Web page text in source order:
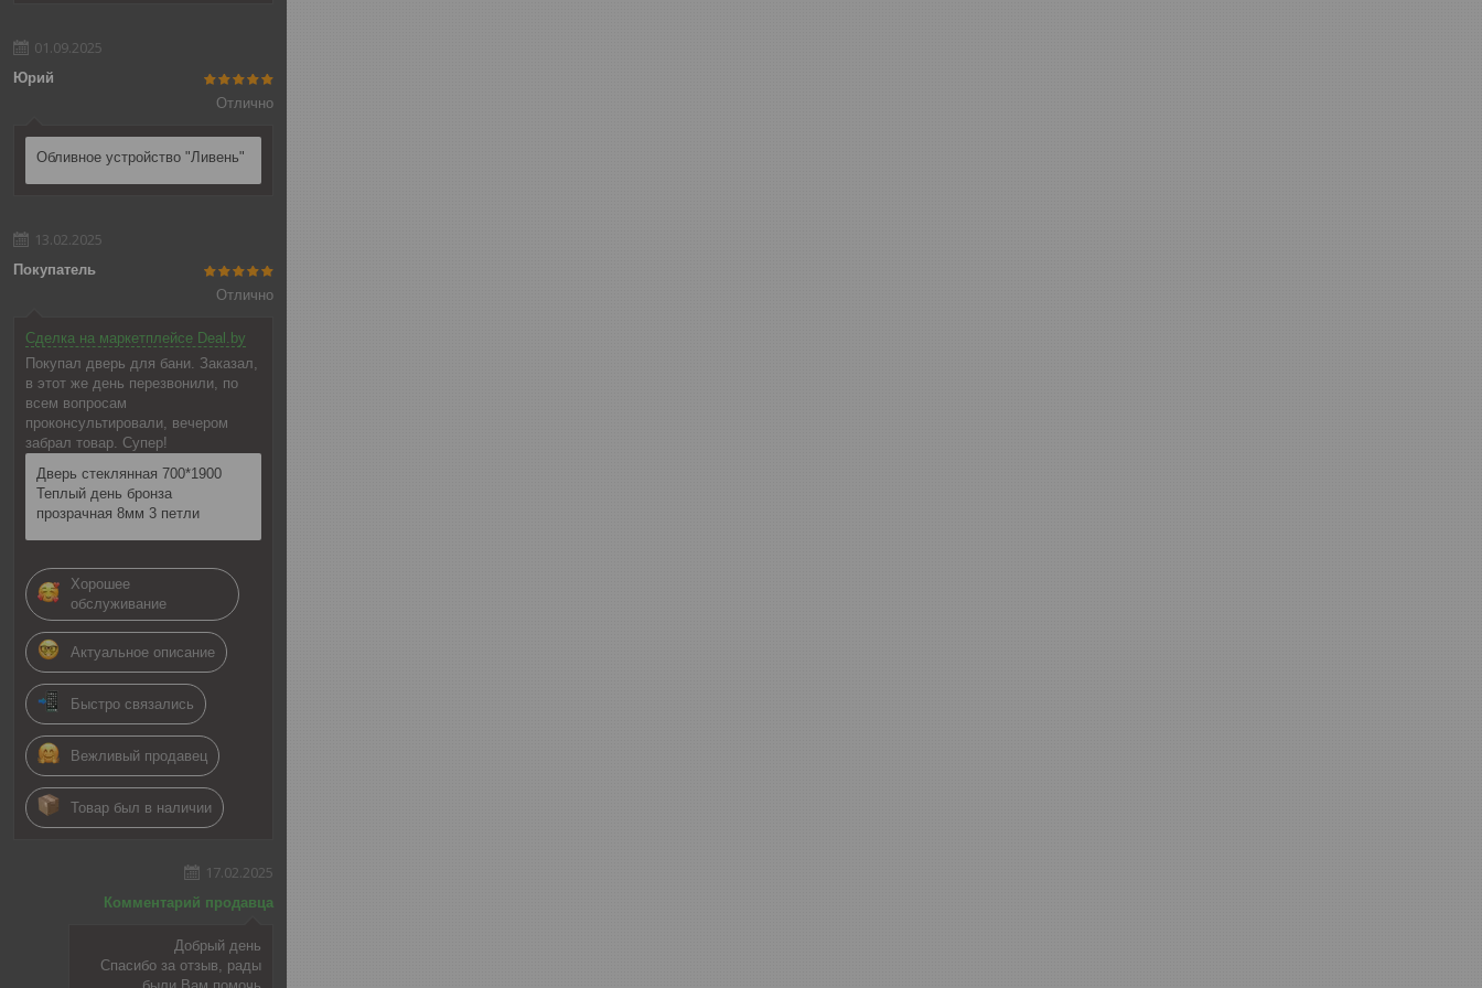
01.09.2025
Юрий
Отлично
Обливное устройство "Ливень"
13.02.2025
Покупатель
Отлично
Сделка на маркетплейсе Deal.by
Покупал дверь для бани. Заказал,
в этот же день перезвонили, по
всем вопросам
проконсультировали, вечером
забрал товар. Супер!
Дверь стеклянная 700*1900
Теплый день бронза
прозрачная 8мм 3 петли
Хорошее
обслуживание
Актуальное описание
Быстро связались
Вежливый продавец
Товар был в наличии
17.02.2025
Комментарий продавца
Добрый день
Спасибо за отзыв, рады